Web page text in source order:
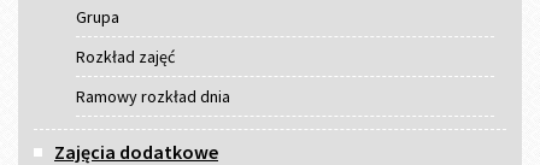
Grupa
Rozkład zajęć
Ramowy rozkład dnia
Zajęcia dodatkowe